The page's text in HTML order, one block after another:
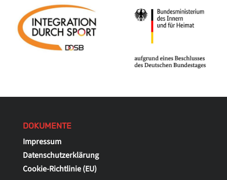
DOKUMENTE
Impressum
Datenschutzerklärung
Cookie-Richtlinie (EU)